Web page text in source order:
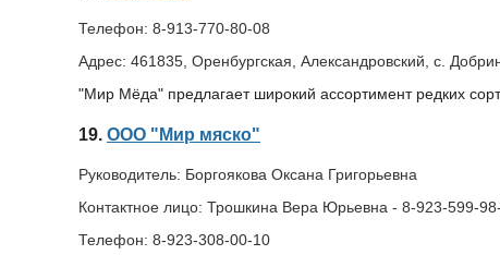
Телефон: 8-913-770-80-08
Адрес: 461835, Оренбургская, Александровский, с.
"Мир Мёда" предлагает широкий ассортимент редких
19. ООО "Мир мяско"
Руководитель: Боргоякова Оксана Григорьевна
Контактное лицо: Трошкина Вера Юрьевна - 8-923-599-
Телефон: 8-923-308-00-10